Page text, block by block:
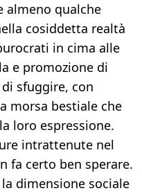
almeno qualche
cosiddetta realtà
in cima alle
e promozione di
sfuggire, con
morsa bestiale che
loro espressione.
intrattenute nel
fa certo ben sperare.
dimensione sociale